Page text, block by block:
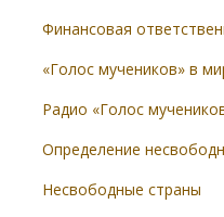
Финансовая
«Голос мучеников» в
Радио «Голос
Определение
Несвободные страны